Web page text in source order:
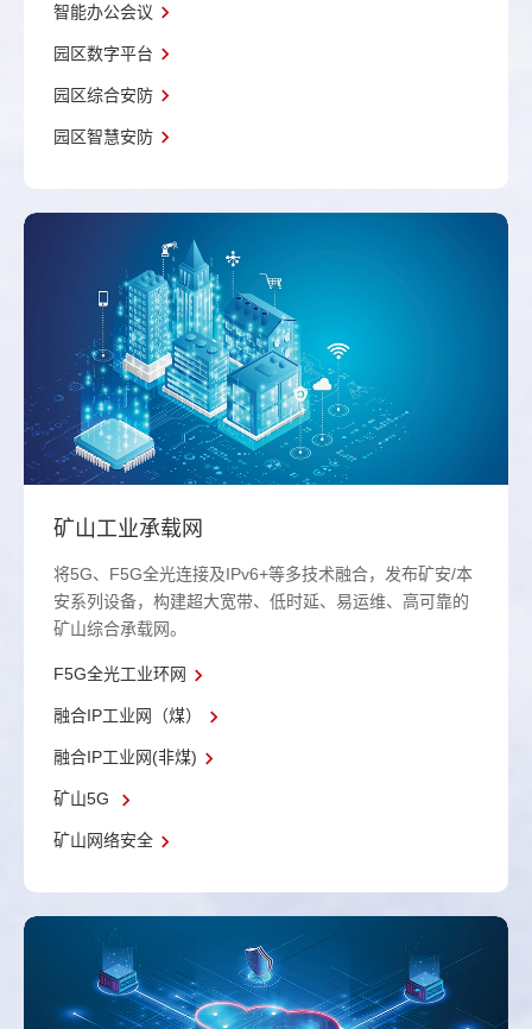
智能办公会议
园区数字平台
园区综合安防
园区智慧安防
矿山工业承载网
将5G、F5G全光连接及IPv6+等多技术融合，发布矿安/本
安系列设备，构建超大宽带、低时延、易运维、高可靠的
矿山综合承载网。
F5G全光工业环网
融合IP工业网（煤）
融合IP工业网(非煤)
矿山5G
矿山网络安全